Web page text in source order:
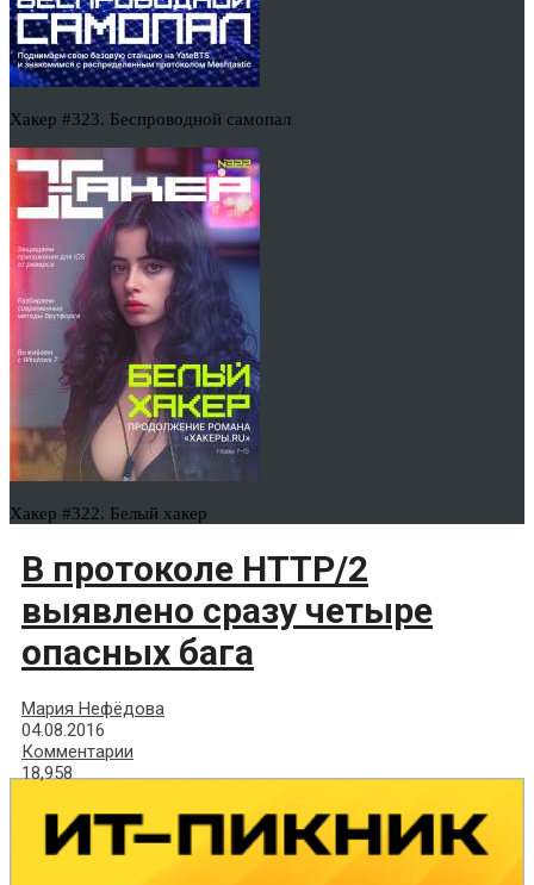
Хакер #323. Беспроводной самопал
Хакер #322. Белый хакер
В протоколе HTTP/2
выявлено сразу четыре
опасных бага
Мария Нефёдова
04.08.2016
Комментарии
18,958